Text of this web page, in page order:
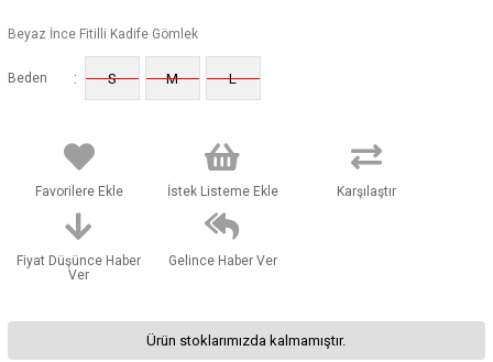
Beyaz İnce Fitilli Kadife Gömlek
Beden : S M L
Favorilere Ekle İstek Listeme Ekle Karşılaştır
Fiyat Düşünce Haber
Ver
Gelince Haber Ver
Ürün stoklarımızda kalmamıştır.